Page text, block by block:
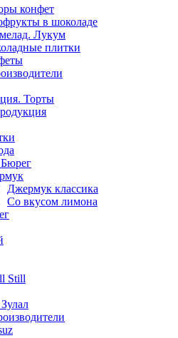
конфет
в шоколаде
Лукум
плитки
Торты
Джермук классика
Со вкусом лимона
Still